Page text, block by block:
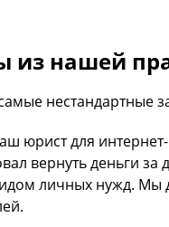
из нашей
нестандартные
юрист для
вернуть деньги
личных нужд. Мы